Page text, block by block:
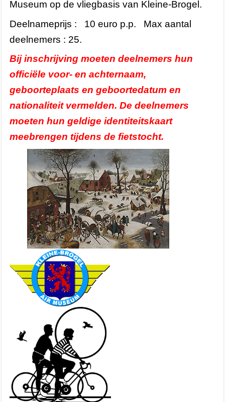
Museum op de vliegbasis van Kleine-Brogel.
Deelnameprijs : 10 euro p.p. Max aantal
deelnemers : 25.
Bij inschrijving moeten deelnemers hun
officiële voor- en achternaam,
geboorteplaats en geboortedatum en
nationaliteit vermelden. De deelnemers
moeten hun geldige identiteitskaart
meebrengen tijdens de fietstocht.